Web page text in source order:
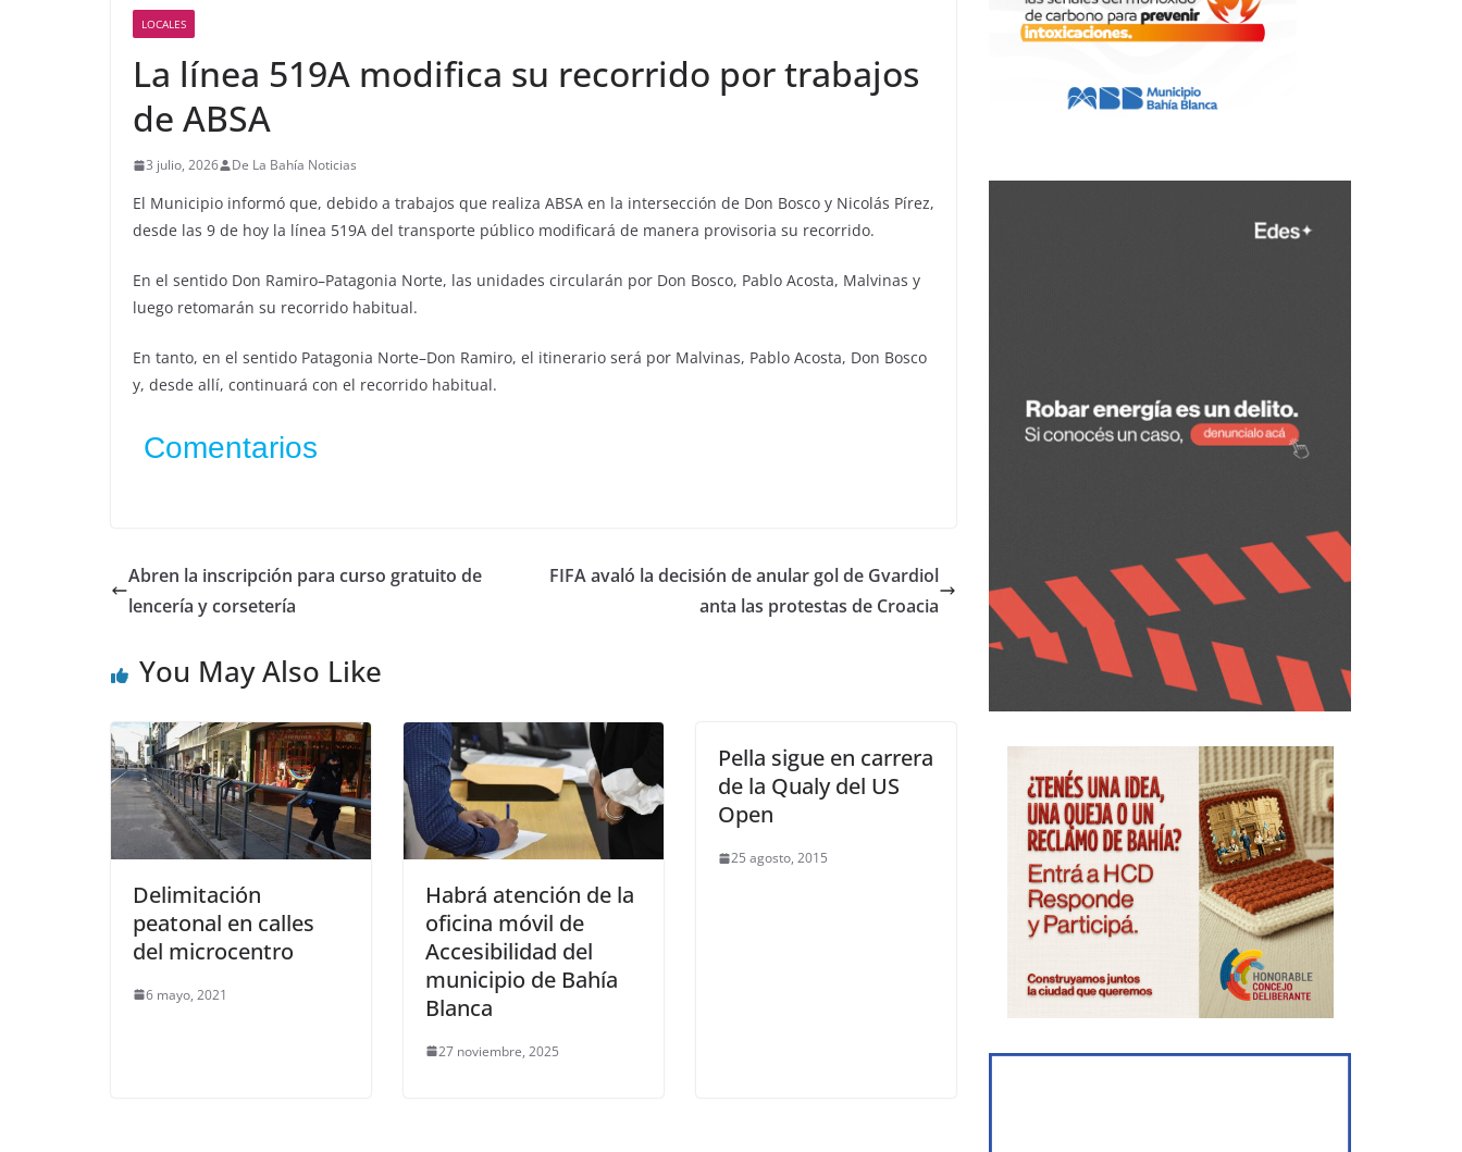
LOCALES
La línea 519A modifica su recorrido por trabajos
de ABSA
3 julio, 2026 De La Bahía Noticias
El Municipio informó que, debido a trabajos que realiza ABSA en la intersección de Don Bosco y Nicolás Pírez,
desde las 9 de hoy la línea 519A del transporte público modificará de manera provisoria su recorrido.
En el sentido Don Ramiro–Patagonia Norte, las unidades circularán por Don Bosco, Pablo Acosta, Malvinas y
luego retomarán su recorrido habitual.
En tanto, en el sentido Patagonia Norte–Don Ramiro, el itinerario será por Malvinas, Pablo Acosta, Don Bosco
y, desde allí, continuará con el recorrido habitual.
Comentarios
Abren la inscripción para curso gratuito de
lencería y corsetería
FIFA avaló la decisión de anular gol de Gvardiol
anta las protestas de Croacia
You May Also Like
Delimitación
peatonal en calles
del microcentro
6 mayo, 2021
Habrá atención de la
oficina móvil de
Accesibilidad del
municipio de Bahía
Blanca
27 noviembre, 2025
Pella sigue en carrera
de la Qualy del US
Open
25 agosto, 2015